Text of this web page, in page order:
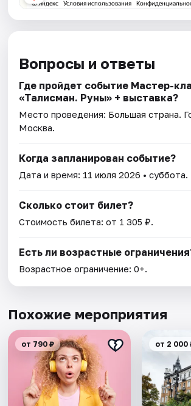
Вопросы и ответы
Где пройдет событие Мастер-
«Талисман. Руны» + выставка?
Место проведения: Большая страна.
Москва.
Когда запланирован событие?
Дата и время: 11 июля 2026 • суббота.
Сколько стоит билет?
Стоимость билета: от 1 305 ₽.
Есть ли возрастные
Возрастное ограничение: 0+.
Похожие мероприятия
от 790 ₽ от 2 000